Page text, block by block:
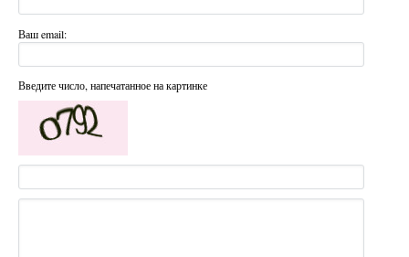
Ваш email:
Введите число, напечатанное на картинке